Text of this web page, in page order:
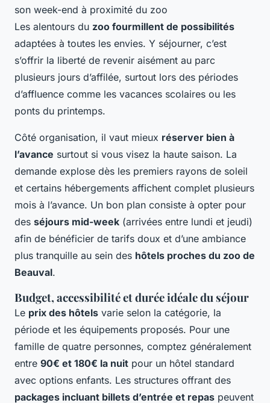
Les alentours du zoo fourmillent de possibilités
adaptées à toutes les envies. Y séjourner, c’est
s’offrir la liberté de revenir aisément au parc
plusieurs jours d’affilée, surtout lors des périodes
d’affluence comme les vacances scolaires ou les
ponts du printemps.
Côté organisation, il vaut mieux réserver bien à
l’avance surtout si vous visez la haute saison. La
demande explose dès les premiers rayons de soleil
et certains hébergements affichent complet plusieurs
mois à l’avance. Un bon plan consiste à opter pour
des séjours mid-week (arrivées entre lundi et jeudi)
afin de bénéficier de tarifs doux et d’une ambiance
plus tranquille au sein des hôtels proches du zoo de
Beauval.
Budget, accessibilité et durée idéale du séjour
Le prix des hôtels varie selon la catégorie, la
période et les équipements proposés. Pour une
famille de quatre personnes, comptez généralement
entre 90€ et 180€ la nuit pour un hôtel standard
avec options enfants. Les structures offrant des
packages incluant billets d’entrée et repas peuvent